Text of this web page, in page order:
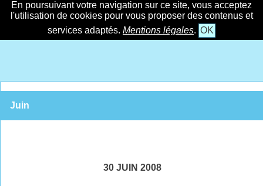
En poursuivant votre navigation sur ce site, vous acceptez
l'utilisation de cookies pour vous proposer des contenus et
services adaptés. Mentions légales. OK
Juin
30 JUIN 2008